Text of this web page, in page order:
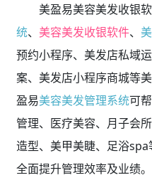
美盈易美容美发收银
统、 美容美发收银软件、
预约小程序、美发店私域
案、美发店小程序商城等
盈易美容美发管理系统可
管理、医疗美容、月子会
造型、美甲美睫、足浴spa
全面提升管理效率及业绩。